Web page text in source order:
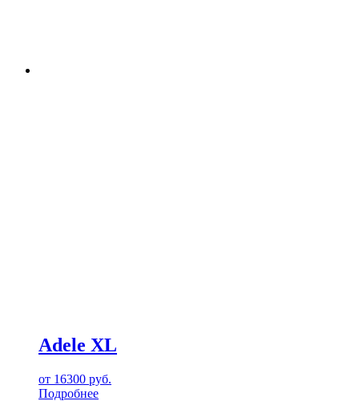
Adele XL
от 16300 руб.
Подробнее